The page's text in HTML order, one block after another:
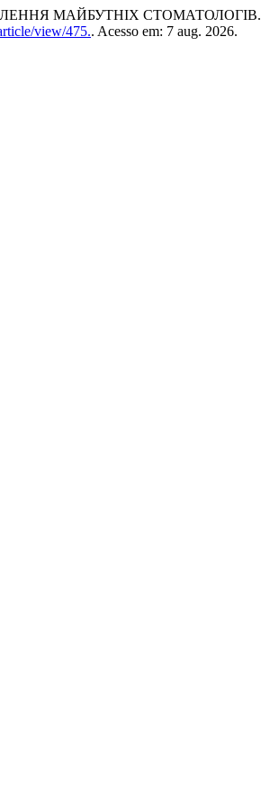
МАЙБУТНІХ СТОМАТОЛОГІВ.
view/475.. Acesso em: 7 aug. 2026.